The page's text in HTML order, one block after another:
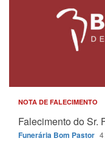
NOTA DE FALECIMENTO
Falecimento do Sr.
Funerária Bom Pastor